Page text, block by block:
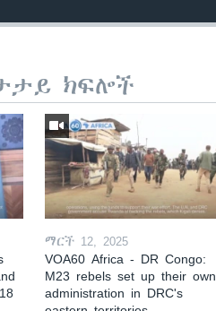
ክፍሎች
ማርች 12, 2025
VOA60 Africa - DR Congo:
M23 rebels set up their own
administration in DRC's